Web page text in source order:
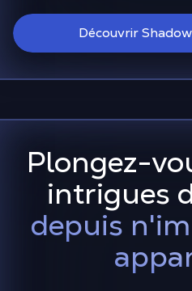
Découvrir
Plongez-
intrigues
depuis